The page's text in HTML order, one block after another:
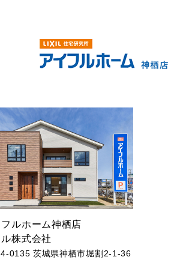
ルホーム神栖店
ル株式会社
0135 茨城県神栖市堀割2-1-36